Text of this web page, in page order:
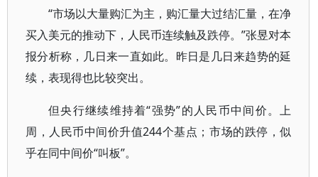
“市场以大量购汇为主，购汇量大过结汇量，在净
买入美元的推动下，人民币连续触及跌停。”张昱对本
报分析称，几日来一直如此。昨日是几日来趋势的延
续，表现得也比较突出。
但央行继续维持着“强势”的人民币中间价。上
周，人民币中间价升值244个基点；市场的跌停，似
乎在同中间价“叫板”。